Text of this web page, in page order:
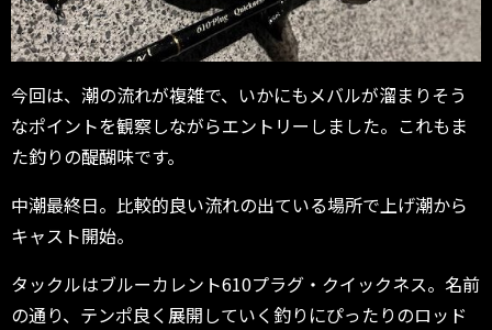
今回は、潮の流れが複雑で、いかにもメバルが溜まりそう
なポイントを観察しながらエントリーしました。これもま
た釣りの醍醐味です。
中潮最終日。比較的良い流れの出ている場所で上げ潮から
キャスト開始。
タックルはブルーカレント610プラグ・クイックネス。名前
の通り、テンポ良く展開していく釣りにぴったりのロッド